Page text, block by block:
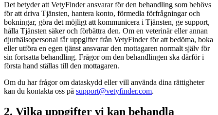
Det betyder att VetyFinder ansvarar för den behandling som behövs
för att driva Tjänsten, hantera konto, förmedla förfrågningar och
bokningar, göra det möjligt att kommunicera i Tjänsten, ge support,
hålla Tjänsten säker och förbättra den. Om en veterinär eller annan
djurhälsopersonal får uppgifter från VetyFinder för att bedöma, boka
eller utföra en egen tjänst ansvarar den mottagaren normalt själv för
sin fortsatta behandling. Frågor om den behandlingen ska därför i
första hand ställas till den mottagaren.
Om du har frågor om dataskydd eller vill använda dina rättigheter
kan du kontakta oss på support@vetyfinder.com.
2. Vilka uppgifter vi kan behandla